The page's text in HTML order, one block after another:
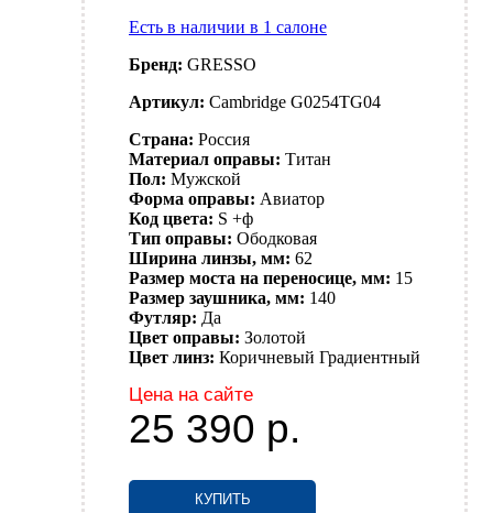
Есть в наличии в 1 салоне
Бренд: GRESSO
Артикул: Cambridge G0254TG04
Страна: Россия
Материал оправы: Титан
Пол: Мужской
Форма оправы: Авиатор
Код цвета: S +ф
Тип оправы: Ободковая
Ширина линзы, мм: 62
Размер моста на переносице, мм: 15
Размер заушника, мм: 140
Футляр: Да
Цвет оправы: Золотой
Цвет линз: Коричневый Градиентный
Цена на сайте
25 390 р.
КУПИТЬ